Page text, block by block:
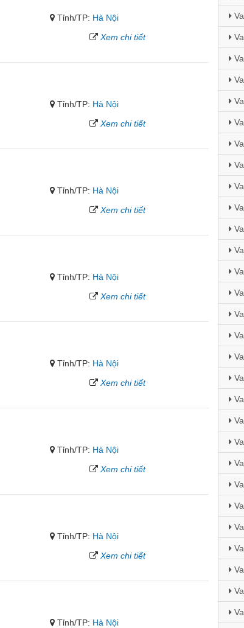
Tỉnh/TP: Hà Nội
Xem chi tiết
Tỉnh/TP: Hà Nội
Xem chi tiết
Tỉnh/TP: Hà Nội
Xem chi tiết
Tỉnh/TP: Hà Nội
Xem chi tiết
Tỉnh/TP: Hà Nội
Xem chi tiết
Tỉnh/TP: Hà Nội
Xem chi tiết
Tỉnh/TP: Hà Nội
Xem chi tiết
Tỉnh/TP: Hà Nội